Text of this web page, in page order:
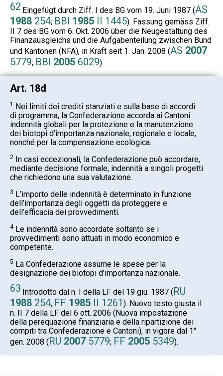
62 Eingefügt durch Ziff. I des BG vom 19. Juni 1987 (AS
1988 254; BBl 1985 II 1445). Fassung gemäss Ziff.
II 7 des BG vom 6. Okt. 2006 über die Neugestaltung des
Finanzausgleichs und die Aufgabenteilung zwischen Bund
und Kantonen (NFA), in Kraft seit 1. Jan. 2008 (AS 2007
5779; BBl 2005 6029).
Art. 18d
1 Nei limiti dei crediti stanziati e sulla base di accordi
di programma, la Confederazione accorda ai Cantoni
indennità globali per la protezione e la manutenzione
dei biotopi d’importanza nazionale, regionale e locale,
nonché per la compensazione ecologica.
2 In casi eccezionali, la Confederazione può accordare,
mediante decisione formale, indennità a singoli progetti
che richiedono una sua valutazione.
3 L’importo delle indennità è determinato in funzione
dell’importanza degli oggetti da proteggere e
dell’efficacia dei provvedimenti.
4Le indennità sono accordate soltanto se i
provvedimenti sono attuati in modo economico e
competente.
5 La Confederazione assume le spese per la
designazione dei biotopi d’importanza nazionale.
63 Introdotto dal n. I della LF del 19 giu. 1987 (RU
1988 254; FF 1985 II 1261 ). Nuovo testo giusta il
n. II 7 della LF del 6 ott. 2006 (Nuova impostazione
della perequazione finanziaria e della ripartizione dei
compiti tra Confederazione e Cantoni), in vigore dal 1°
gen. 2008 (RU 2007 5779; FF 2005 5349).